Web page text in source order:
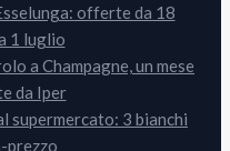
offerte da 18
1 luglio
a Champagne, un mese
da Iper
supermercato: 3 bianchi
prezzo